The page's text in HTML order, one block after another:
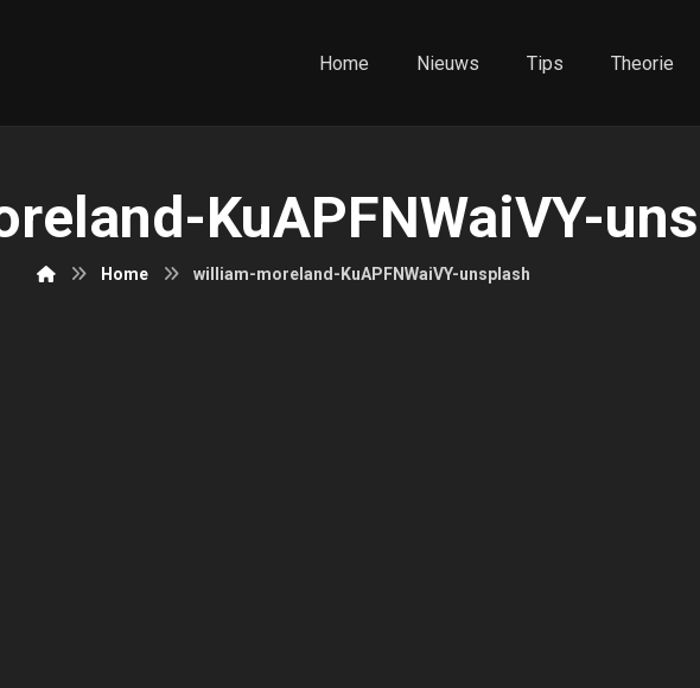
Home Nieuws Tips Theorie
KuAPFNWaiVY-
Home william-moreland-KuAPFNWaiVY-unsplash